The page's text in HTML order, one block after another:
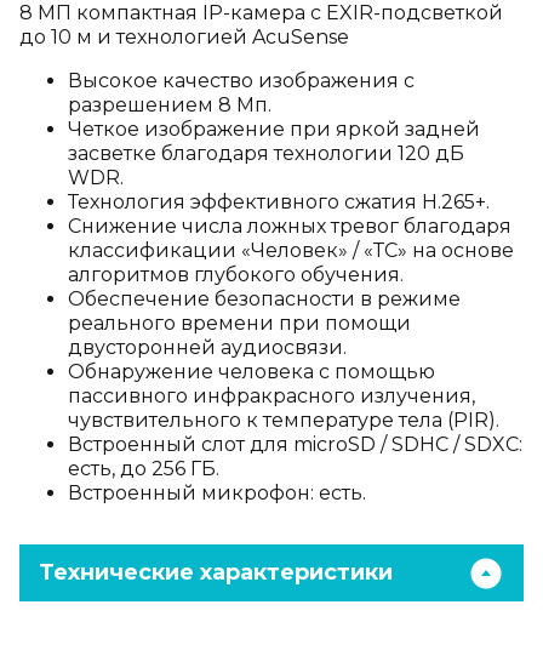
8 МП компактная IP-камера с EXIR-подсветкой
до 10 м и технологией AcuSense
Высокое качество изображения с
разрешением 8 Мп.
Четкое изображение при яркой задней
засветке благодаря технологии 120 дБ
WDR.
Технология эффективного сжатия H.265+.
Снижение числа ложных тревог благодаря
классификации «Человек» / «ТС» на основе
алгоритмов глубокого обучения.
Обеспечение безопасности в режиме
реального времени при помощи
двусторонней аудиосвязи.
Обнаружение человека с помощью
пассивного инфракрасного излучения,
чувствительного к температуре тела (PIR).
Встроенный слот для microSD / SDHC / SDXC:
есть, до 256 ГБ.
Встроенный микрофон: есть.
Технические характеристики